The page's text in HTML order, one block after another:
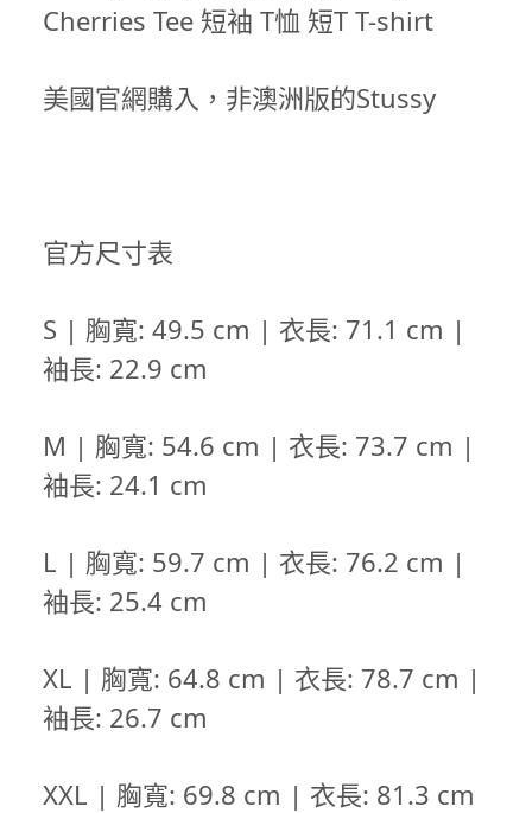
Cherries Tee 短袖 T恤 短T T-shirt
美國官網購入，非澳洲版的Stussy
官方尺寸表
S | 胸寬: 49.5 cm | 衣長: 71.1 cm |
袖長: 22.9 cm
M | 胸寬: 54.6 cm | 衣長: 73.7 cm |
袖長: 24.1 cm
L | 胸寬: 59.7 cm | 衣長: 76.2 cm |
袖長: 25.4 cm
XL | 胸寬: 64.8 cm | 衣長: 78.7 cm |
袖長: 26.7 cm
XXL | 胸寬: 69.8 cm | 衣長: 81.3 cm